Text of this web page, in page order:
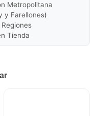
Metropolitana
y Farellones)
Tienda